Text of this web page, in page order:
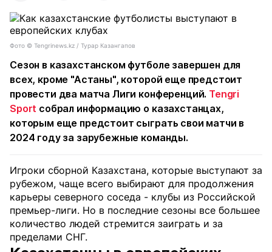
Фото ©️ Tengrinews.kz / Турар Казангапов
Сезон в казахстанском футболе завершен для
всех, кроме "Астаны", которой еще предстоит
провести два матча Лиги конференций. Tengri
Sport собрал информацию о казахстанцах,
которым еще предстоит сыграть свои матчи в
2024 году за зарубежные команды.
Игроки сборной Казахстана, которые выступают за
рубежом, чаще всего выбирают для продолжения
карьеры северного соседа - клубы из Российской
премьер-лиги. Но в последние сезоны все большее
количество людей стремится заиграть и за
пределами СНГ.